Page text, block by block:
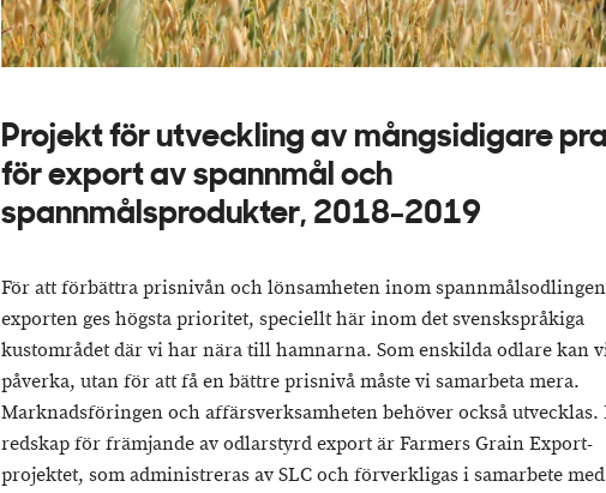
Projekt för utveckling av mångsidigare
för export av spannmål och
spannmålsprodukter, 2018-2019
För att förbättra prisnivån och lönsamheten inom
exporten ges högsta prioritet, speciellt här inom det svenskspråkiga
kustområdet där vi har nära till hamnarna. Som enskilda odlare kan
påverka, utan för att få en bättre prisnivå måste vi samarbeta mera.
Marknadsföringen och affärsverksamheten behöver också utvecklas.
redskap för främjande av odlarstyrd export är Farmers Grain Export-
projektet, som administreras av SLC och förverkligas i samarbete